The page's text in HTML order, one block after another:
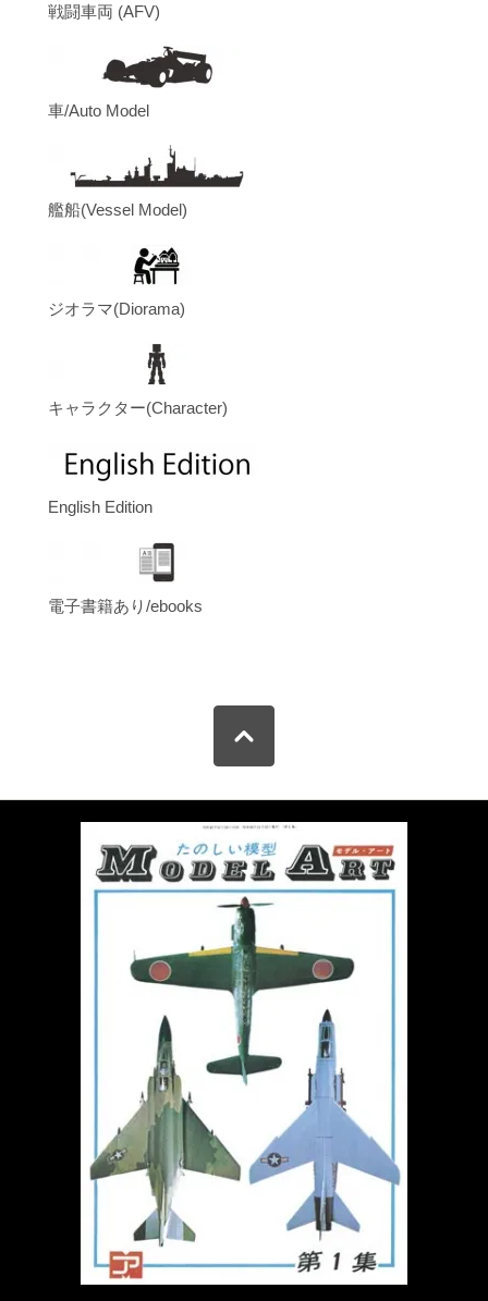
戦闘車両 (AFV)
車/Auto Model
艦船(Vessel Model)
ジオラマ(Diorama)
キャラクター(Character)
English Edition
電子書籍あり/ebooks